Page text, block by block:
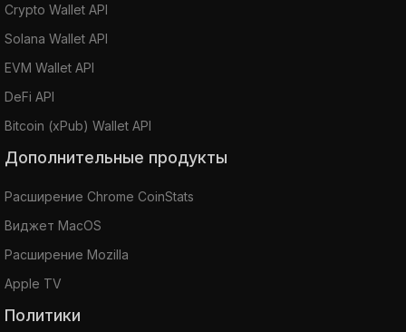
Crypto Wallet API
Solana Wallet API
EVM Wallet API
DeFi API
Bitcoin (xPub) Wallet API
Дополнительные продукты
Расширение Chrome CoinStats
Виджет MacOS
Расширение Mozilla
Apple TV
Политики